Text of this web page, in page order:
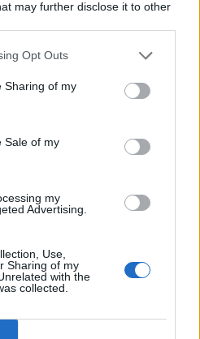
may further disclose it to other
Opt Outs
Sharing of my
Sale of my
my
Advertising.
Use,
Sharing of my
with the
collected.
σόγιας και τζίντζερ
και βάση από βρώμη
των συστημάτων νερού
των κορυφαίων τάσεων στο
κομψότητα και διαχρονική
στην κουζίνα μας.
και επικρατεί τόσο στα design
προτάσεις διακόσμησης εσωτερικού
το πιο κομψό, διαχρονικό «μη-
εσωτερικό του σπιτιού. Το μαύρο
posts στα social media, τα
και τα πιο μοντέρνα σπίτια.